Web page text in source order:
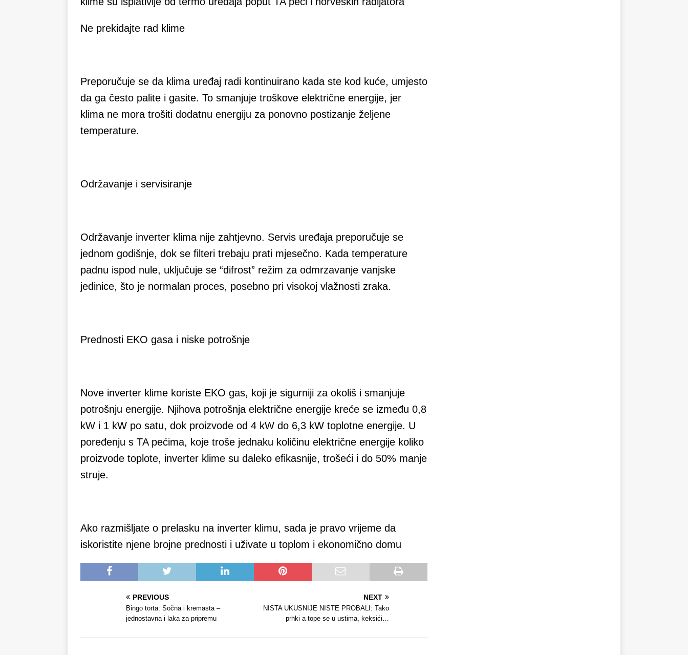
Ne prekidajte rad klime
Preporučuje se da klima uređaj radi kontinuirano kada ste kod kuće, umjesto
da ga često palite i gasite. To smanjuje troškove električne energije, jer
klima ne mora trošiti dodatnu energiju za ponovno postizanje željene
temperature.
Održavanje i servisiranje
Održavanje inverter klima nije zahtjevno. Servis uređaja preporučuje se
jednom godišnje, dok se filteri trebaju prati mjesečno. Kada temperature
padnu ispod nule, uključuje se “difrost” režim za odmrzavanje vanjske
jedinice, što je normalan proces, posebno pri visokoj vlažnosti zraka.
Prednosti EKO gasa i niske potrošnje
Nove inverter klime koriste EKO gas, koji je sigurniji za okoliš i smanjuje
potrošnju energije. Njihova potrošnja električne energije kreće se između 0,8
kW i 1 kW po satu, dok proizvode od 4 kW do 6,3 kW toplotne energije. U
poređenju s TA pećima, koje troše jednaku količinu električne energije koliko
proizvode toplote, inverter klime su daleko efikasnije, trošeći i do 50% manje
struje.
Ako razmišljate o prelasku na inverter klimu, sada je pravo vrijeme da
iskoristite njene brojne prednosti i uživate u toplom i ekonomično domu
PREVIOUS
Bingo torta: Sočna i kremasta –
jednostavna i laka za pripremu
NEXT
NISTA UKUSNIJE NISTE PROBALI: Tako
prhki a tope se u ustima, keksići…